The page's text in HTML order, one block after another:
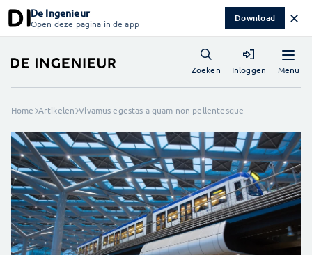
De Ingenieur
Open deze pagina in de app Download ✕
Menu
Zoeken Inloggen
Home Artikelen Vivamus egestas a quam non pellentesque